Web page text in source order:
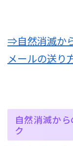
⇒自然消滅か
メールの送り
自然消滅か
ク